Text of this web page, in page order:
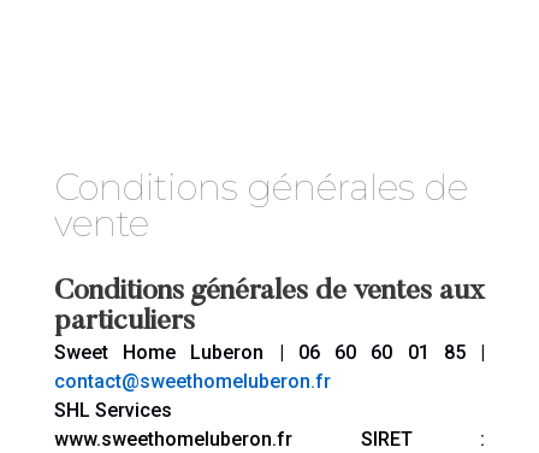
Conditions générales de
vente
Conditions générales de ventes aux
particuliers
Sweet Home Luberon | 06 60 60 01 85 |
contact@sweethomeluberon.fr
SHL Services
www.sweethomeluberon.fr SIRET :